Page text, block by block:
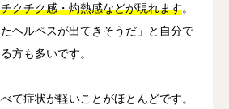
クチク感・灼熱感などが現れます。
ヘルペスが出てきそうだ」と自分で
方も多いです。
て症状が軽いことがほとんどです。